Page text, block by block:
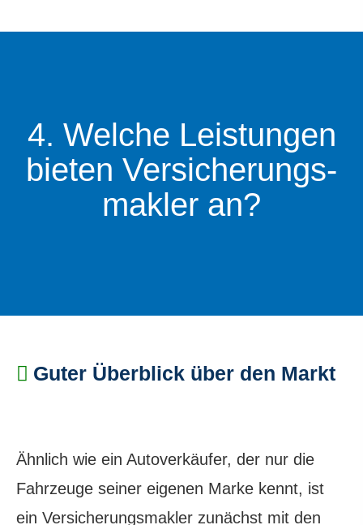
4. Welche Leistungen
bieten Ver­sicherungs­
makler an?
Guter Überblick über den Markt
Ähnlich wie ein Autoverkäufer, der nur die
Fahrzeuge seiner eigenen Marke kennt, ist
ein Ver­sicherungs­makler zunächst mit den